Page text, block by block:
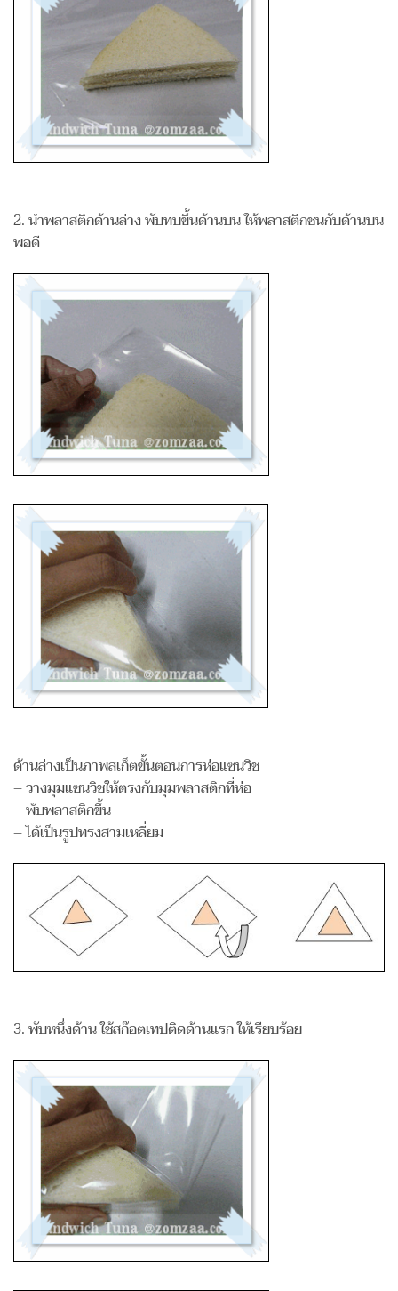
2. นำพลาสติกด้านล่าง พับทบขึ้นด้านบน ให้พลาสติกชนกับด้านบน
พอดี
ด้านล่างเป็นภาพสเก็ตขั้นตอนการห่อแซนวิช
– วางมุมแซนวิชให้ตรงกับมุมพลาสติกที่ห่อ
– พับพลาสติกขึ้น
– ได้เป็นรูปทรงสามเหลี่ยม
3. พับหนึ่งด้าน ใช้สก๊อตเทปติดด้านแรก ให้เรียบร้อย